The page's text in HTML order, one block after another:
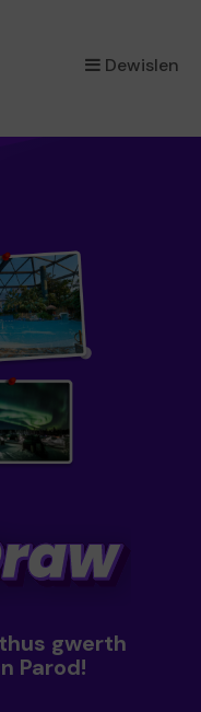
Dewislen
×
gwerth
Parod!